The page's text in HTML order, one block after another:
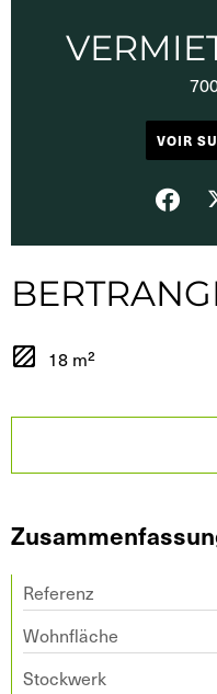
VOIR
18 m²
Referenz
Wohnfläche
Stockwerk